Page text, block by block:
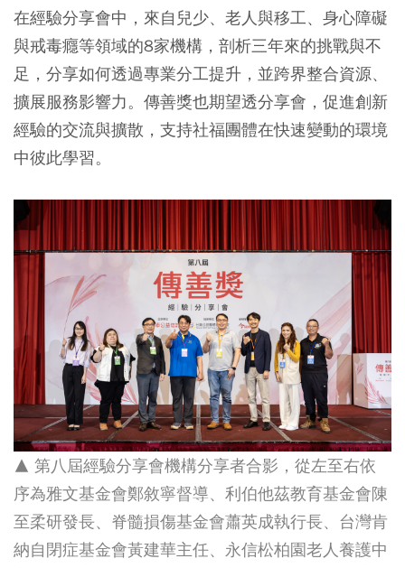
在經驗分享會中，來自兒少、老人與移工、身心障礙
與戒毒癮等領域的8家機構，剖析三年來的挑戰與不
足，分享如何透過專業分工提升，並跨界整合資源、
擴展服務影響力。傳善獎也期望透分享會，促進創新
經驗的交流與擴散，支持社福團體在快速變動的環境
中彼此學習。
▲ 第八屆經驗分享會機構分享者合影，從左至右依
序為雅文基金會鄭敘寧督導、利伯他茲教育基金會陳
至柔研發長、脊髓損傷基金會蕭英成執行長、台灣肯
納自閉症基金會黃建華主任、永信松柏園老人養護中